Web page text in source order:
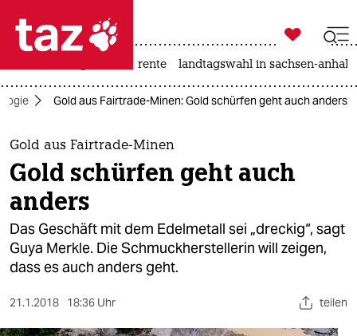
 taz zahl ich
taz zahl ich
themen
politik
öko
gesellschaft
sport

taz zahl ich
rente landtagswahl in sachsen-anhalt
Gold aus Fairtrade-Minen: Gold schürfen geht auch anders
Gold aus Fairtrade-Minen
Gold schürfen geht auch
anders
Das Geschäft mit dem Edelmetall sei „dreckig“, sagt
Guya Merkle. Die Schmuckherstellerin will zeigen,
dass es auch anders geht.
21.1.2018 18:36 Uhr teilen